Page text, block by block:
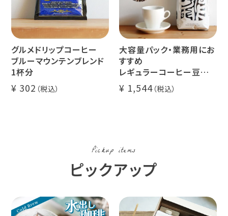
グルメドリップコーヒー
ブルーマウンテンブレンド
1杯分
302
大容量パック・業務用にお
すすめ
レギュラーコーヒー豆
イツモブレンド 500g
1,544
Pickup items
ピックアップ